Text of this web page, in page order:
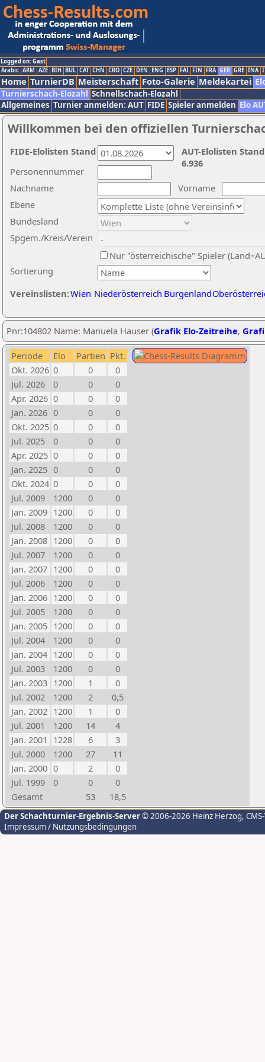
Logged on: Gast
Arabic ARM AZE BIH BUL CAT CHN CRO CZE DEN ENG ESP FAI FIN FRA GER GRE INA
Home TurnierDB Meisterschaft Foto-Galerie Meldekartei
Turnierschach-Elozahl Schnellschach-Elozahl
Allgemeines Turnier anmelden: AUT FIDE Spieler anmelden Elo
Willkommen bei den offiziellen
Nachname
Vorname
Ebene
Sortierung
Personennummer
Bundesland
Spgem./Kreis/Verein
Nur "österreichische" Spieler
Vereinslisten:Wien Niederösterreich Burgenland
AUT-Elolisten
6.936
FIDE-Elolisten Stand
Pnr:104802 Name: Manuela Hauser (Grafik Elo-Zeitreihe,
Periode Elo Partien Pkt.
Okt. 2026 0 0
0
Jul. 2026
0 0
0
Apr. 2026 0 0
0
Jan. 2026 0 0
0
Okt. 2025 0 0
0
Jul. 2025
0 0
0
Apr. 2025 0 0
0
Jan. 2025 0 0
0
Okt. 2024 0 0
0
Jul. 2009
1200 0
0
Jan. 2009 1200 0
0
Jul. 2008
1200 0
0
Jan. 2008 1200 0
0
Jul. 2007
1200 0
0
Jan. 2007 1200 0
0
Jul. 2006
1200 0
0
Jan. 2006 1200 0
0
Jul. 2005
1200 0
0
Jan. 2005 1200 0
0
Jul. 2004
1200 0
0
Jan. 2004 1200 0
0
Jul. 2003
1200 0
0
Jan. 2003 1200 1
0
Jul. 2002
1200 2
0,5
Jan. 2002 1200 1
0
Jul. 2001
1200 14
4
Jan. 2001
1228 6
3
Jul. 2000
1200 27
11
Jan. 2000 0 2
0
Jul. 1999
0 0
0
Gesamt
53 18,5
Der Schachturnier-Ergebnis-Server© 2006-2026 Heinz Herzog,
Impressum / Nutzungsbedingungen